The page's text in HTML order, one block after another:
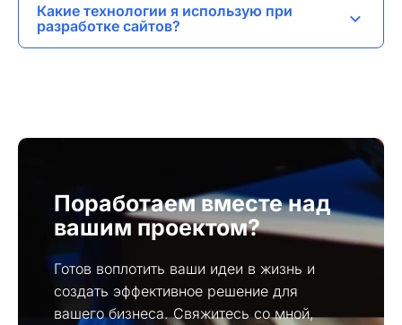
модернизацией уже существующих сайтов.
Какие технологии я использую при
разработке сайтов?
Поработаем вместе над
вашим проектом?
Готов воплотить ваши идеи в жизнь и
создать эффективное решение для
вашего бизнеса. Свяжитесь со мной,